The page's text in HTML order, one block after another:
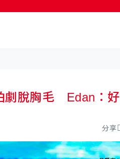
劇脫胸毛 Edan：好
分享